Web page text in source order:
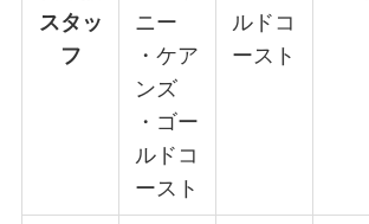
スタッ
フ
ニー
・ケア
ンズ
・ゴー
ルドコ
ースト
ルドコ
ースト